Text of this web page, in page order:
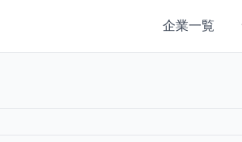
企業一覧